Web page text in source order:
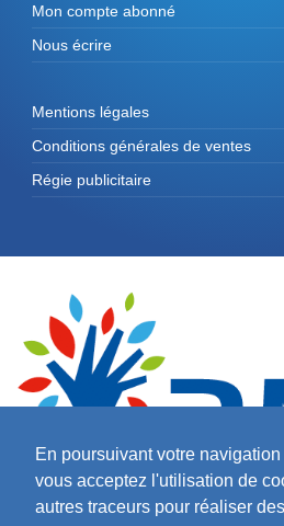
En poursuivant votre navigation
vous acceptez l'utilisation de
autres traceurs pour réaliser
Mon compte abonné
Nous écrire
Mentions légales
Conditions générales de ventes
Régie publicitaire